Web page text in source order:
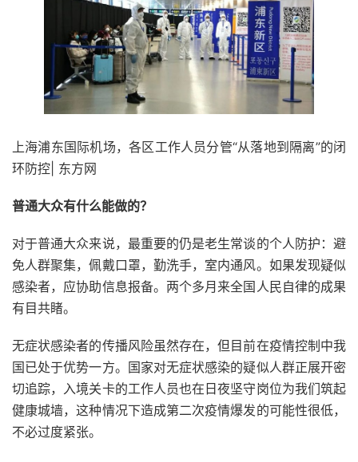
上海浦东国际机场，各区工作人员分管“从落地到隔离”的闭
环防控| 东方网
普通大众有什么能做的？
对于普通大众来说，最重要的仍是老生常谈的个人防护：避
免人群聚集，佩戴口罩，勤洗手，室内通风。如果发现疑似
感染者，应协助信息报备。两个多月来全国人民自律的成果
有目共睹。
无症状感染者的传播风险虽然存在，但目前在疫情控制中我
国已处于优势一方。国家对无症状感染的疑似人群正展开密
切追踪，入境关卡的工作人员也在日夜坚守岗位为我们筑起
健康城墙，这种情况下造成第二次疫情爆发的可能性很低，
不必过度紧张。